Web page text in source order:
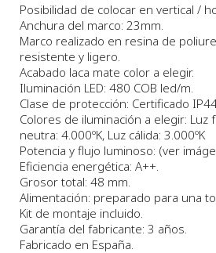
Posibilidad de colocar en vertical /
Anchura del marco: 23mm.
Marco realizado en resina de
resistente y ligero.
Acabado laca mate color a elegir.
Iluminación LED: 480 COB led/m.
Clase de protección: Certificado
Colores de iluminación a elegir: Luz
neutra: 4.000ºK, Luz cálida: 3.000ºK
Potencia y flujo luminoso: (ver
Eficiencia energética: A++.
Grosor total: 48 mm.
Alimentación: preparado para una
Kit de montaje incluido.
Garantía del fabricante: 3 años.
Fabricado en España.